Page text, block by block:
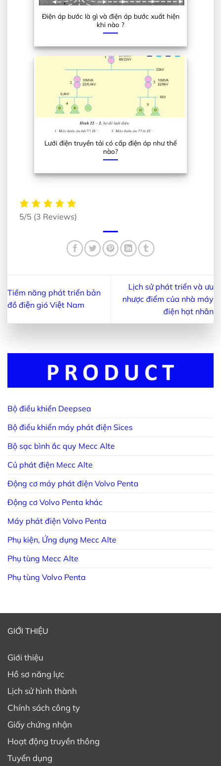
Điện áp bước là gì và điện áp bước xuất hiện
khi nào ?
Lưới điện truyền tải có cấp điện áp như thế
nào?
5/5 (3 Reviews)
Tiềm năng phát triển bản
đồ điện gió Việt Nam
Lịch sử phát triển và ưu
nhược điểm của nhà máy
điện hạt nhân
Bộ điều khiển Deepsea
Bộ điều khiển máy phát điện Sices
Bộ sạc bình ắc quy Mecc Alte
Củ phát điện Mecc Alte
Động cơ máy phát điện Volvo Penta
Động cơ Volvo Penta khác
Máy phát điện Volvo Penta
Phụ kiện, Ứng dụng Mecc Alte
Phụ tùng Mecc Alte
Phụ tùng Volvo Penta
GIỚI THIỆU
Giới thiệu
Hồ sơ năng lực
Lịch sử hình thành
Chính sách công ty
Giấy chứng nhận
Hoạt động truyền thông
Tuyển dụng